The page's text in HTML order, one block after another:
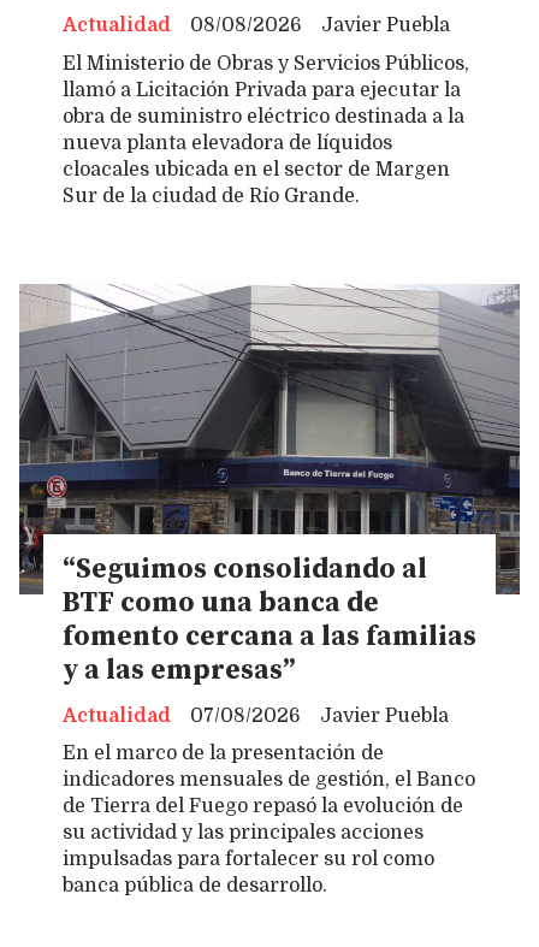
Javier Puebla
Actualidad
08/08/2026
El Ministerio de Obras y Servicios Públicos,
llamó a Licitación Privada para ejecutar la
obra de suministro eléctrico destinada a la
nueva planta elevadora de líquidos
cloacales ubicada en el sector de Margen
Sur de la ciudad de Río Grande.
“Seguimos consolidando al
BTF como una banca de
fomento cercana a las familias
y a las empresas”
Javier Puebla
Actualidad
07/08/2026
En el marco de la presentación de
indicadores mensuales de gestión, el Banco
de Tierra del Fuego repasó la evolución de
su actividad y las principales acciones
impulsadas para fortalecer su rol como
banca pública de desarrollo.